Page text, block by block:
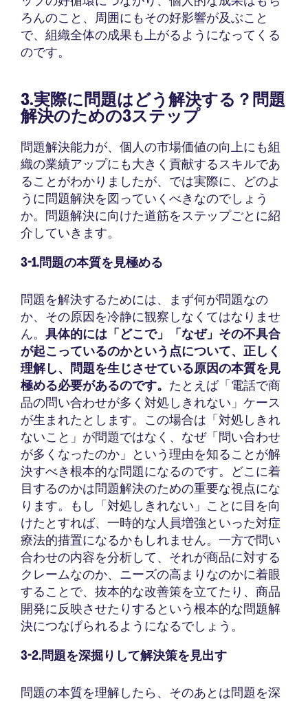
ろんのこと、周囲にもその好影響が及ぶこと
で、組織全体の成果も上がるようになってくる
のです。
3.実際に問題はどう解決する？問題
解決のための3ステップ
問題解決能力が、個人の市場価値の向上にも組
織の業績アップにも大きく貢献するスキルであ
ることがわかりましたが、では実際に、どのよ
うに問題解決を図っていくべきなのでしょう
か。問題解決に向けた道筋をステップごとに紹
介していきます。
3-1.問題の本質を見極める
問題を解決するためには、まず何が問題なの
か、その原因を冷静に観察しなくてはなりませ
ん。 具体的には「どこで」「なぜ」その不具合
が起こっているのかという点について、正しく
理解し、問題を生じさせている原因の本質を見
極める必要があるのです。 たとえば「電話で商
品の問い合わせが多く対処しきれない」ケース
が生まれたとします。この場合は「対処しきれ
ないこと」が問題ではなく、なぜ「問い合わせ
が多くなったのか」という理由を知ることが解
決すべき根本的な問題になるのです。どこに着
目するのかは問題解決のための重要な視点にな
ります。もし「対処しきれない」ことに目を向
けたとすれば、一時的な人員増強といった対症
療法的措置になるかもしれません。一方で問い
合わせの内容を分析して、それが商品に対する
クレームなのか、ニーズの高まりなのかに着眼
することで、抜本的な改善策を立てたり、商品
開発に反映させたりするという根本的な問題解
決につなげられるようになるでしょう。
3-2.問題を深掘りして解決策を見出す
問題の本質を理解したら、そのあとは問題を深